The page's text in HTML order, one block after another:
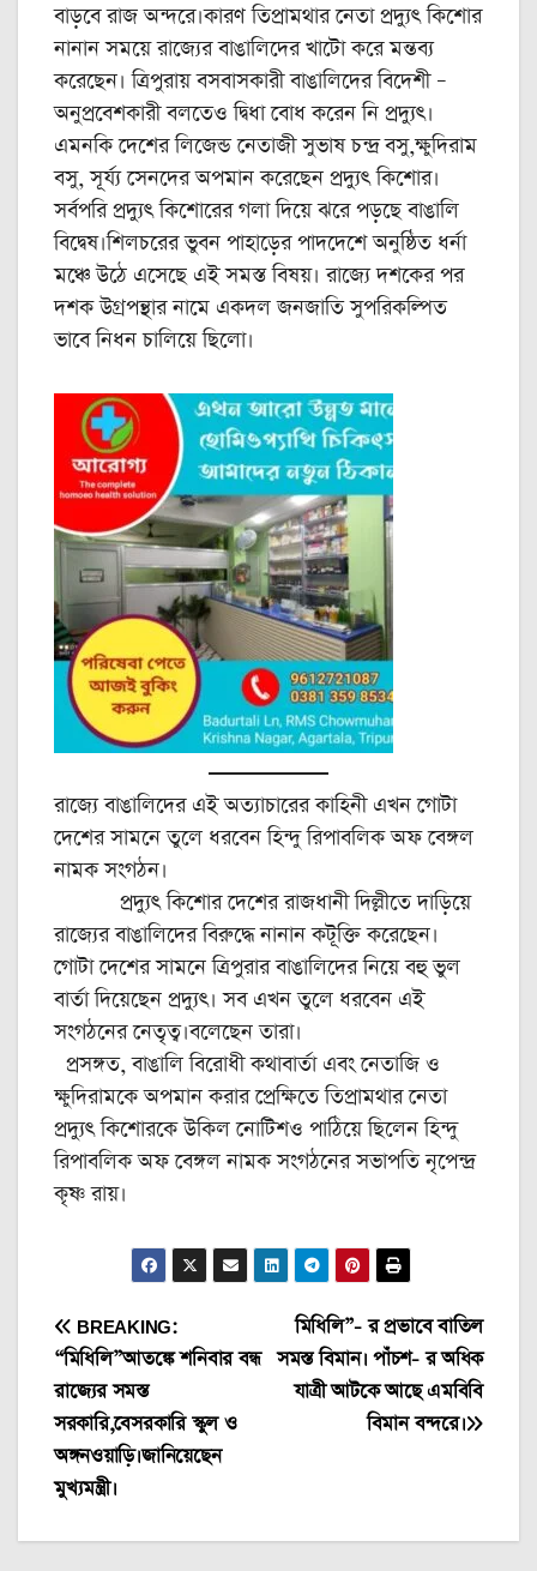
বাড়বে রাজ অন্দরে।কারণ তিপ্রামথার নেতা প্রদ্যুৎ কিশোর
নানান সময়ে রাজ্যের বাঙালিদের খাটো করে মন্তব্য
করেছেন। ত্রিপুরায় বসবাসকারী বাঙালিদের বিদেশী –
অনুপ্রবেশকারী বলতেও দ্বিধা বোধ করেন নি প্রদ্যুৎ।
এমনকি দেশের লিজেন্ড নেতাজী সুভাষ চন্দ্র বসু,ক্ষুদিরাম
বসু, সূর্য্য সেনদের অপমান করেছেন প্রদ্যুৎ কিশোর।
সর্বপরি প্রদ্যুৎ কিশোরের গলা দিয়ে ঝরে পড়ছে বাঙালি
বিদ্বেষ।শিলচরের ভুবন পাহাড়ের পাদদেশে অনুষ্ঠিত ধর্না
মঞ্চে উঠে এসেছে এই সমস্ত বিষয়। রাজ্যে দশকের পর
দশক উগ্রপন্থার নামে একদল জনজাতি সুপরিকল্পিত
ভাবে নিধন চালিয়ে ছিলো।
রাজ্যে বাঙালিদের এই অত্যাচারের কাহিনী এখন গোটা
দেশের সামনে তুলে ধরবেন হিন্দু রিপাবলিক অফ বেঙ্গল
নামক সংগঠন।
প্রদ্যুৎ কিশোর দেশের রাজধানী দিল্লীতে দাড়িয়ে
রাজ্যের বাঙালিদের বিরুদ্ধে নানান কটূক্তি করেছেন।
গোটা দেশের সামনে ত্রিপুরার বাঙালিদের নিয়ে বহু ভুল
বার্তা দিয়েছেন প্রদ্যুৎ। সব এখন তুলে ধরবেন এই
সংগঠনের নেতৃত্ব।বলেছেন তারা।
প্রসঙ্গত, বাঙালি বিরোধী কথাবার্তা এবং নেতাজি ও
ক্ষুদিরামকে অপমান করার প্রেক্ষিতে তিপ্রামথার নেতা
প্রদ্যুৎ কিশোরকে উকিল নোটিশও পাঠিয়ে ছিলেন হিন্দু
রিপাবলিক অফ বেঙ্গল নামক সংগঠনের সভাপতি নৃপেন্দ্র
কৃষ্ণ রায়।
Post
navigation
মিধিলি”- র প্রভাবে বাতিল
সমস্ত বিমান। পাঁচশ- র অধিক
যাত্রী আটকে আছে এমবিবি
বিমান বন্দরে।
BREAKING:
“মিধিলি”আতঙ্কে শনিবার বন্ধ
রাজ্যের সমস্ত
সরকারি,বেসরকারি স্কুল ও
অঙ্গনওয়াড়ি।জানিয়েছেন
মুখ্যমন্ত্রী।